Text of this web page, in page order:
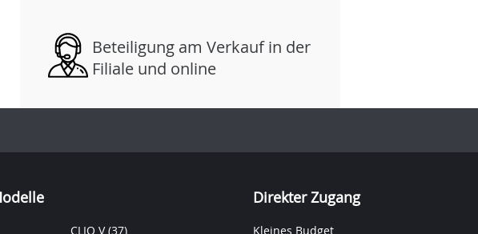
Beteiligung am Verkauf in der
Filiale und online
CLIO V(37)
Direkter Zugang
Kleines Budget